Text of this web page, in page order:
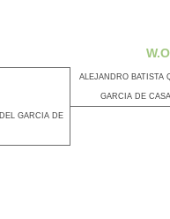
ALEJANDRO BATISTA
GARCIA DE
GARCIA DE